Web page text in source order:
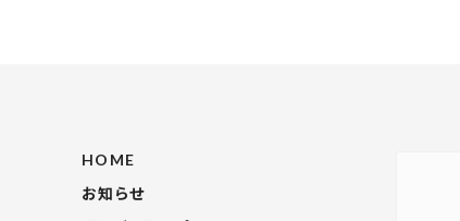
HOME
お知らせ